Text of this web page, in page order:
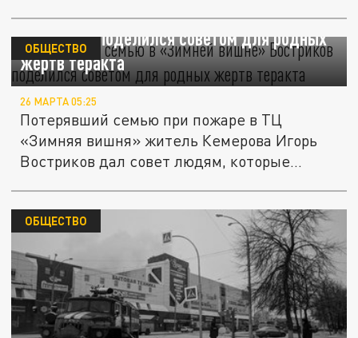
Потерявший семью в «Зимней вишне»
Востриков поделился советом для родных
жертв теракта
ОБЩЕСТВО
26 МАРТА 05:25
Потерявший семью при пожаре в ТЦ
«Зимняя вишня» житель Кемерова Игорь
Востриков дал совет людям, которые...
ОБЩЕСТВО